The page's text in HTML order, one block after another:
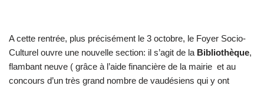
A cette rentrée, plus précisément le 3 octobre, le Foyer Socio-
Culturel ouvre une nouvelle section: il s’agit de la Bibliothèque,
flambant neuve ( grâce à l’aide financière de la mairie et au
concours d’un très grand nombre de vaudésiens qui y ont